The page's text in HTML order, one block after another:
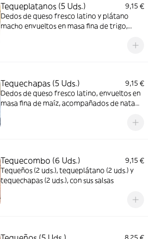
Tequeplatanos (5 Uds.)
9,15 €
Dedos de queso fresco latino y plátano
macho envueltos en masa fina de trigo,
Tequechapas (5 Uds.)
9,15 €
Dedos de queso fresco latino, envueltos en
masa fina de maíz, acompañados de nata
Tequecombo (6 Uds.)
9,15 €
Tequeños (2 uds.), tequeplátano (2 uds.) y
tequechapas (2 uds.), con sus salsas